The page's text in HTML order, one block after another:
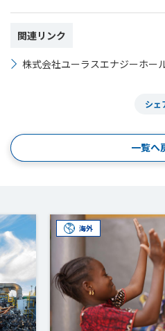
関連リンク
株式会社ユーラスエナジーホー
シェ
一覧へ
海外